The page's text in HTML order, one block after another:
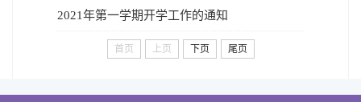
2021年第一学期开学工作的通知
首页 上页 下页 尾页